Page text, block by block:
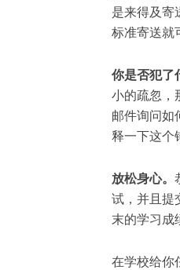
是来得及寄
标准寄送就
你是否犯了
小的疏忽，
邮件询问如
释一下这个
放松身心。
试，并且提
末的学习成
在学校给你